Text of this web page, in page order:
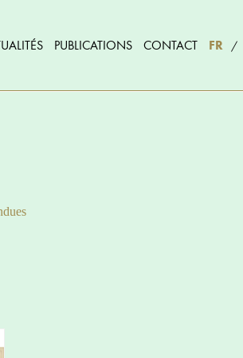
PUBLICATIONS CONTACT FR /